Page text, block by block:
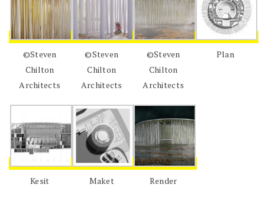
©Steven
Chilton
Architects
©Steven
Chilton
Architects
©Steven
Chilton
Architects
Plan
Kesit Maket Render